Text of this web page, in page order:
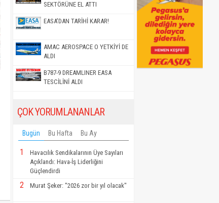
SEKTÖRÜNE EL ATTI
EASA'DAN TARİHİ KARAR!
AMAC AEROSPACE O YETKİYİ DE
ALDI
B787-9 DREAMLINER EASA
TESCİLİNİ ALDI
ÇOK YORUMLANANLAR
Bugün Bu Hafta Bu Ay
1
Havacılık Sendikalarının Üye Sayıları
Açıklandı: Hava-İş Liderliğini
Güçlendirdi
2 Murat Şeker: "2026 zor bir yıl olacak"